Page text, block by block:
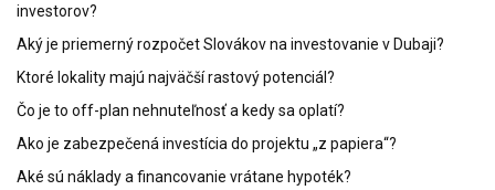
investorov?
Aký je priemerný rozpočet Slovákov na investovanie v Dubaji?
Ktoré lokality majú najväčší rastový potenciál?
Čo je to off-plan nehnuteľnosť a kedy sa oplatí?
Ako je zabezpečená investícia do projektu „z papiera“?
Aké sú náklady a financovanie vrátane hypoték?